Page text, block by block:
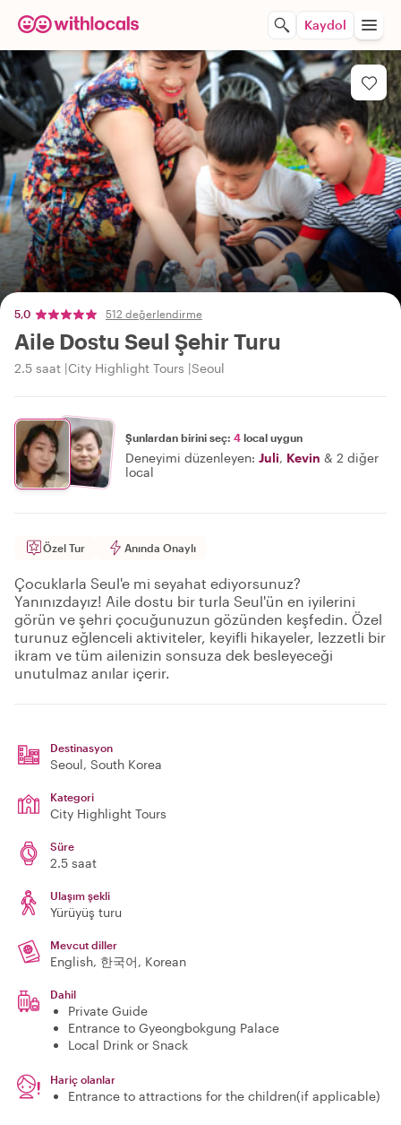
Kaydol
5,0 512 değerlendirme
Aile Dostu Seul Şehir Turu
2.5 saat City Highlight Tours Seoul
Şunlardan birini seç: 4 local uygun
Deneyimi düzenleyen: Juli, Kevin & 2 diğer
local
Özel Tur Anında Onaylı
Çocuklarla Seul'e mi seyahat ediyorsunuz?
Yanınızdayız! Aile dostu bir turla Seul'ün en iyilerini
görün ve şehri çocuğunuzun gözünden keşfedin. Özel
turunuz eğlenceli aktiviteler, keyifli hikayeler, lezzetli bir
ikram ve tüm ailenizin sonsuza dek besleyeceği
unutulmaz anılar içerir.
Destinasyon
Seoul, South Korea
Kategori
City Highlight Tours
Süre
2.5 saat
Ulaşım şekli
Yürüyüş turu
Mevcut diller
English, 한국어, Korean
Dahil
Private Guide
Entrance to Gyeongbokgung Palace
Local Drink or Snack
Hariç olanlar
Entrance to attractions for the children(if applicable)